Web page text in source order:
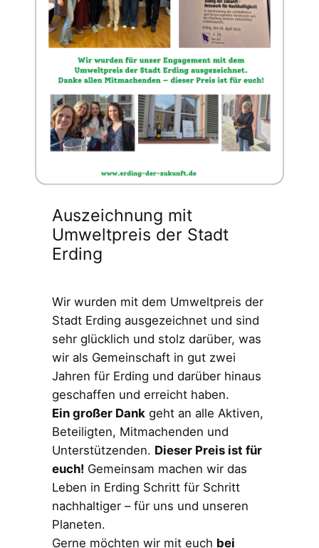
Auszeichnung mit
Umweltpreis der Stadt
Erding
Wir wurden mit dem Umweltpreis der
Stadt Erding ausgezeichnet und sind
sehr glücklich und stolz darüber, was
wir als Gemeinschaft in gut zwei
Jahren für Erding und darüber hinaus
geschaffen und erreicht haben.
Ein großer Dankgeht an alle Aktiven,
Beteiligten, Mitmachenden und
Unterstützenden. Dieser Preis ist für
euch! Gemeinsam machen wir das
Leben in Erding Schritt für Schritt
nachhaltiger – für uns und unseren
Planeten.
Gerne möchten wir mit euch bei